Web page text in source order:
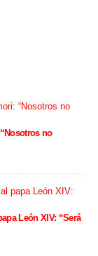
no
León XIV: “Será